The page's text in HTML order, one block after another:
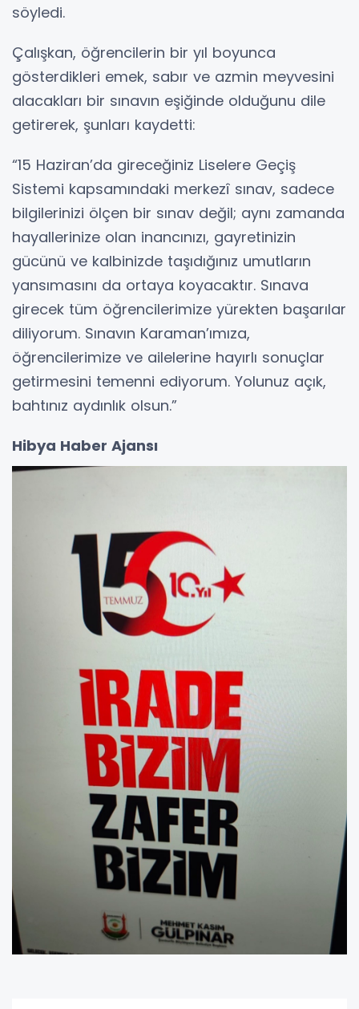
söyledi.
Çalışkan, öğrencilerin bir yıl boyunca
gösterdikleri emek, sabır ve azmin meyvesini
alacakları bir sınavın eşiğinde olduğunu dile
getirerek, şunları kaydetti:
“15 Haziran’da gireceğiniz Liselere Geçiş
Sistemi kapsamındaki merkezî sınav, sadece
bilgilerinizi ölçen bir sınav değil; aynı zamanda
hayallerinize olan inancınızı, gayretinizin
gücünü ve kalbinizde taşıdığınız umutların
yansımasını da ortaya koyacaktır. Sınava
girecek tüm öğrencilerimize yürekten başarılar
diliyorum. Sınavın Karaman’ımıza,
öğrencilerimize ve ailelerine hayırlı sonuçlar
getirmesini temenni ediyorum. Yolunuz açık,
bahtınız aydınlık olsun.”
Hibya Haber Ajansı